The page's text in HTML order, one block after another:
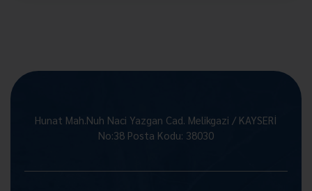
Hunat Mah.Nuh Naci Yazgan Cad. Melikgazi / KAYSERİ
No:38 Posta Kodu: 38030